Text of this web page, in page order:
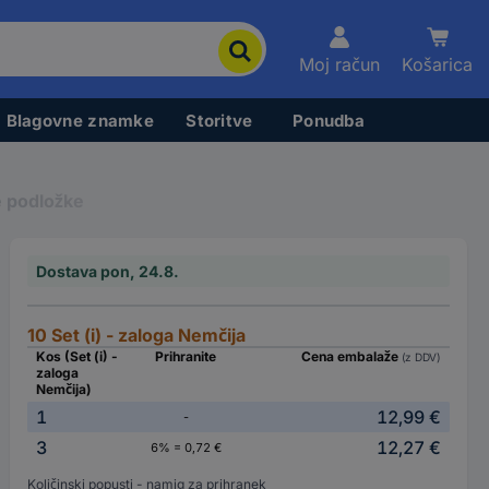
Moj račun Košarica
Blagovne znamke Storitve Ponudba
Dostava pon, 24.8.
10 Set (i) - zaloga Nemčija
Kos (Set (i) -
zaloga
Nemčija)
Prihranite Cena embalaže (z DDV)
1 -
12,99 €
3
6% = 0,72 € 12,27 €
Količinski popusti - namig za prihranek